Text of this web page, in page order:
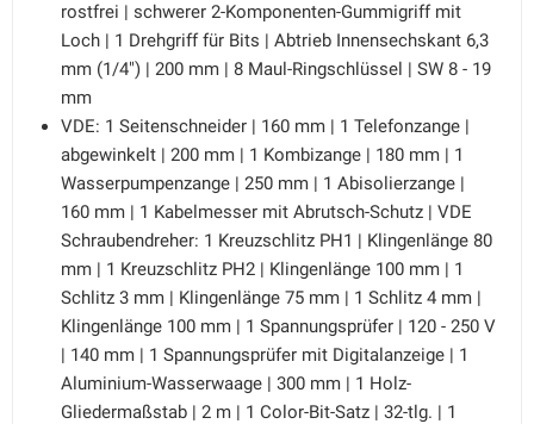
rostfrei | schwerer 2-Komponenten-Gummigriff mit
Loch | 1 Drehgriff für Bits | Abtrieb Innensechskant 6,3
mm (1/4") | 200 mm | 8 Maul-Ringschlüssel | SW 8 - 19
mm
VDE: 1 Seitenschneider | 160 mm | 1 Telefonzange |
abgewinkelt | 200 mm | 1 Kombizange | 180 mm | 1
Wasserpumpenzange | 250 mm | 1 Abisolierzange |
160 mm | 1 Kabelmesser mit Abrutsch-Schutz | VDE
Schraubendreher: 1 Kreuzschlitz PH1 | Klingenlänge 80
mm | 1 Kreuzschlitz PH2 | Klingenlänge 100 mm | 1
Schlitz 3 mm | Klingenlänge 75 mm | 1 Schlitz 4 mm |
Klingenlänge 100 mm | 1 Spannungsprüfer | 120 - 250 V
| 140 mm | 1 Spannungsprüfer mit Digitalanzeige | 1
Aluminium-Wasserwaage | 300 mm | 1 Holz-
Gliedermaßstab | 2 m | 1 Color-Bit-Satz | 32-tlg. | 1